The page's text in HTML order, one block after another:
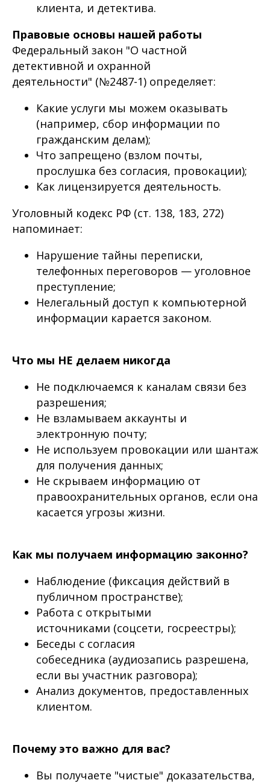
клиента, и детектива.
Правовые основы нашей работы
Федеральный закон "О частной
детективной и охранной
деятельности" (№2487-1) определяет:
Какие услуги мы можем оказывать
(например, сбор информации по
гражданским делам);
Что запрещено (взлом почты,
прослушка без согласия, провокации);
Как лицензируется деятельность.
Уголовный кодекс РФ (ст. 138, 183, 272)
напоминает:
Нарушение тайны переписки,
телефонных переговоров — уголовное
преступление;
Нелегальный доступ к компьютерной
информации карается законом.
Что мы НЕ делаем никогда
Не подключаемся к каналам связи без
разрешения;
Не взламываем аккаунты и
электронную почту;
Не используем провокации или шантаж
для получения данных;
Не скрываем информацию от
правоохранительных органов, если она
касается угрозы жизни.
Как мы получаем информацию законно?
Наблюдение (фиксация действий в
публичном пространстве);
Работа с открытыми
источниками (соцсети, госреестры);
Беседы с согласия
собеседника (аудиозапись разрешена,
если вы участник разговора);
Анализ документов, предоставленных
клиентом.
Почему это важно для вас?
Вы получаете "чистые" доказательства,